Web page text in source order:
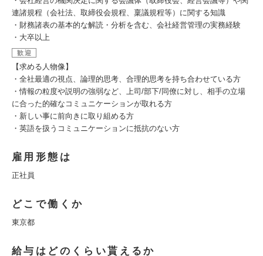
連諸規程（会社法、取締役会規程、稟議規程等）に関する知識
・財務諸表の基本的な解読・分析を含む、会社経営管理の実務経験
・大卒以上
歓迎
【求める人物像】
・全社最適の視点、論理的思考、合理的思考を持ち合わせている方
・情報の粒度や説明の強弱など、上司/部下/同僚に対し、相手の立場
に合った的確なコミュニケーションが取れる方
・新しい事に前向きに取り組める方
・英語を扱うコミュニケーションに抵抗のない方
雇用形態は
正社員
どこで働くか
東京都
給与はどのくらい貰えるか